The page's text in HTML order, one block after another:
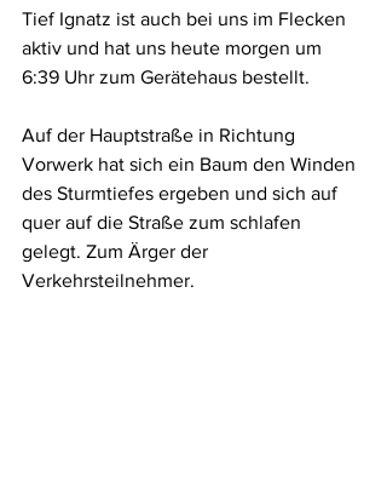
Tief Ignatz ist auch bei uns im Flecken
aktiv und hat uns heute morgen um
6:39 Uhr zum Gerätehaus bestellt.
Auf der Hauptstraße in Richtung
Vorwerk hat sich ein Baum den Winden
des Sturmtiefes ergeben und sich auf
quer auf die Straße zum schlafen
gelegt. Zum Ärger der
Verkehrsteilnehmer.